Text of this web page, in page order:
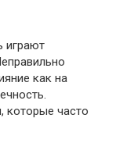
играют
как на
которые часто